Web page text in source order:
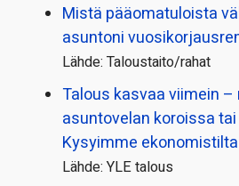
Mistä pääoma­tuloista
asuntoni
Lähde: Taloustaito/rahat
Talous kasvaa viimein –
asuntovelan koroissa
Kysyimme ekonomistilta
Lähde: YLE talous